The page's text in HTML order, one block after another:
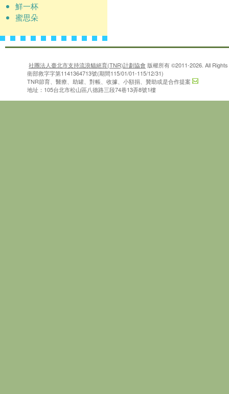
鮮一杯
蜜思朵
社團法人臺北市支持流浪貓絕育(TNR)計劃協會 版權所有 ©2011-2026. All
衛部救字字第1141364713號(期間115/01/01-115/12/31)
TNR節育、醫療、助罐、對帳、收據、小額捐、贊助或是合作提案
地址：105台北市松山區八德路三段74巷13弄8號1樓